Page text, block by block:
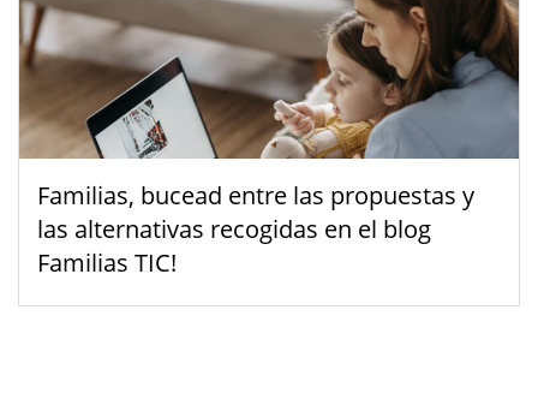
Familias, bucead entre las propuestas y
las alternativas recogidas en el blog
Familias TIC!